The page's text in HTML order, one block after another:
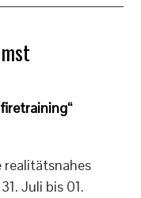
Juli bis 01.